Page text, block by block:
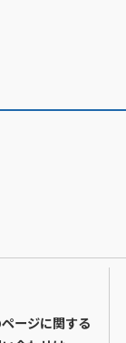
ページに関する